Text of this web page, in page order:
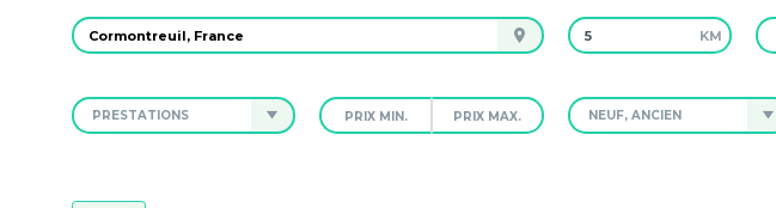
KM
PRESTATIONS NEUF, ANCIEN